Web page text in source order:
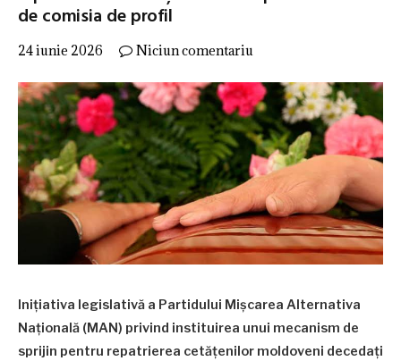
de comisia de profil
24 iunie 2026 Niciun comentariu
Inițiativa legislativă a Partidului Mișcarea Alternativa
Națională (MAN) privind instituirea unui mecanism de
sprijin pentru repatrierea cetățenilor moldoveni decedați